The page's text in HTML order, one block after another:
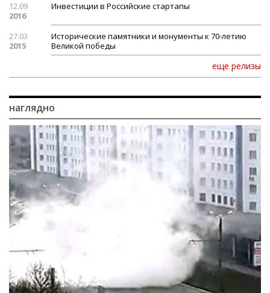
12.09
2016
Инвестиции в Российские стартапы
27.03
2015
Исторические памятники и монументы к 70-летию
Великой победы
еще релизы
наглядно